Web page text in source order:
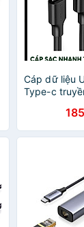
Cáp dữ liệu
Type-c
2m Ugreen
chính hãng